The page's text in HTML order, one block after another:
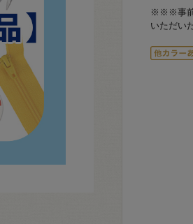
※※※事前
いただい